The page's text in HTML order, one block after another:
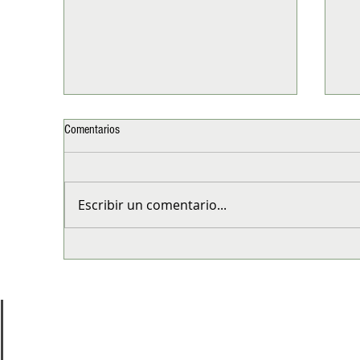
Comentarios
Escribir un comentario...